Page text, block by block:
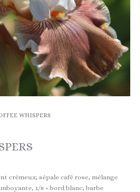
WHISPERS
crémeux; sépale café rose, mélange
1/8 « bord blanc; barbe